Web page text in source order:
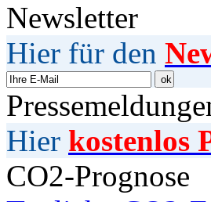
Newsletter
Hier für den
Hier kostenlos
CO2-Prognose